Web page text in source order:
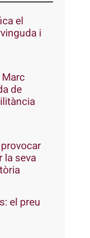
el
i
Marc
de
la seva
el preu